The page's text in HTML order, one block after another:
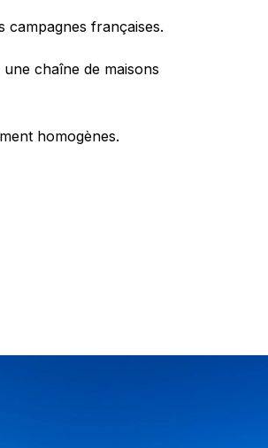
françaises.
chaîne de maisons
homogènes.